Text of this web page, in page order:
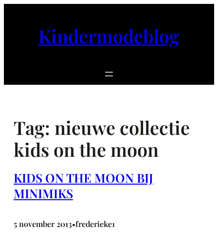
Kindermodeblog
Tag: nieuwe collectie
kids on the moon
KIDS ON THE MOON BIJ
MINIMIKS
5 november 2013•frederieke1